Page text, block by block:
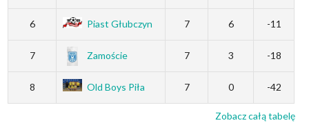
6 Piast Głubczyn 7 6 -11
7 Zamoście 7 3 -18
8 Old Boys Piła 7 0 -42
Zobacz całą tabelę